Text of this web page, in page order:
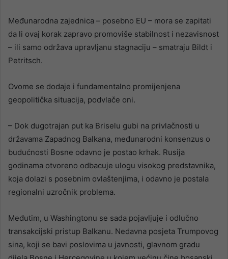
Međunarodna zajednica – posebno EU – mora se zapitati
da li ovaj korak zapravo promoviše stabilnost i nezavisnost
– ili samo održava upravljanu stagnaciju – smatraju Bildt i
Petritsch.
Ovome se dodaje i fundamentalno promijenjena
geopolitička situacija, podvlače oni.
– Dok dugotrajan put ka Briselu gubi na privlačnosti u
državama Zapadnog Balkana, međunarodni konsenzus o
budućnosti Bosne odavno je postao krhak. Rusija
godinama otvoreno odbacuje ulogu visokog predstavnika,
koja dolazi s posebnim ovlaštenjima, i odavno je postala
regionalni uzročnik problema.
Međutim, u Washingtonu se sada pojavljuje i odlučno
transakcijski pristup Balkanu. Nedavna posjeta Trumpovog
sina, koji se bavi poslovima u javnosti, glavnom gradu